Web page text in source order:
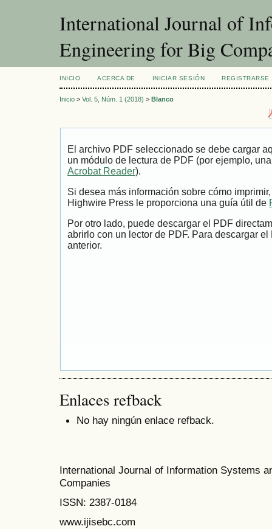
International Journal of
Engineering for Big
INICIO ACERCA DE INICIAR SESIÓN REGISTRARSE
Inicio > Vol. 5, Núm. 1 (2018) > Blanco
El archivo PDF seleccionado se debe cargar
un módulo de lectura de PDF (por ejemplo,
Acrobat Reader).
Si desea más información sobre cómo
Highwire Press le proporciona una guía útil de
Por otro lado, puede descargar el PDF
abrirlo con un lector de PDF. Para descargar
anterior.
Enlaces refback
No hay ningún enlace refback.
International Journal of Information Systems
Companies
ISSN: 2387-0184
www.ijisebc.com